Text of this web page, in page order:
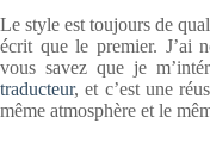
Le style est toujours de
écrit que le premier. J’ai
vous savez que je
traducteur, et c’est une
même atmosphère et le